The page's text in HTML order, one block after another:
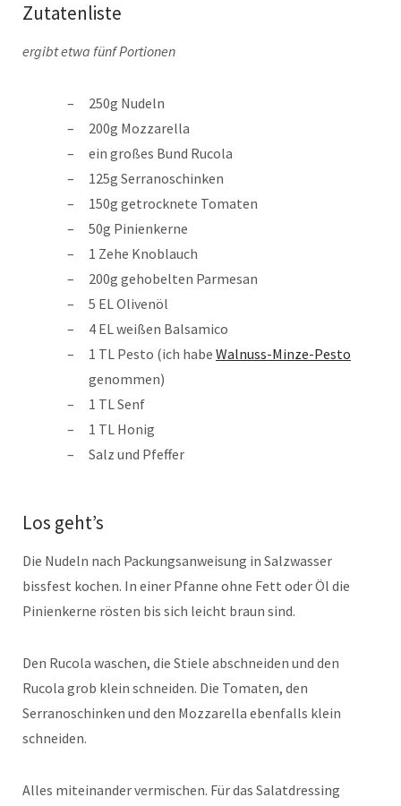
Zutatenliste
ergibt etwa fünf Portionen
250g Nudeln
200g Mozzarella
ein großes Bund Rucola
125g Serranoschinken
150g getrocknete Tomaten
50g Pinienkerne
1 Zehe Knoblauch
200g gehobelten Parmesan
5 EL Olivenöl
4 EL weißen Balsamico
1 TL Pesto (ich habe Walnuss-Minze-Pesto
genommen)
1 TL Senf
1 TL Honig
Salz und Pfeffer
Los geht’s
Die Nudeln nach Packungsanweisung in Salzwasser
bissfest kochen. In einer Pfanne ohne Fett oder Öl die
Pinienkerne rösten bis sich leicht braun sind.
Den Rucola waschen, die Stiele abschneiden und den
Rucola grob klein schneiden. Die Tomaten, den
Serranoschinken und den Mozzarella ebenfalls klein
schneiden.
Alles miteinander vermischen. Für das Salatdressing